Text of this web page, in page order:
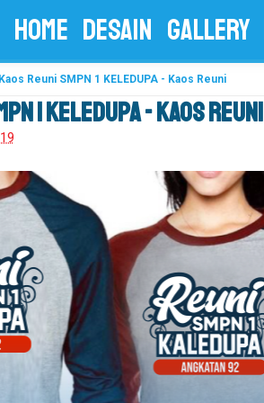
HOME DESAIN GALLERY
Reuni SMPN 1 KELEDUPA - Kaos Reuni
1 KELEDUPA - Kaos Reuni